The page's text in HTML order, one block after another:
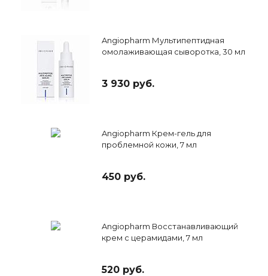
Angiopharm Мультипептидная
омолаживающая сыворотка, 30 мл
3 930 руб.
Angiopharm Крем-гель для
проблемной кожи, 7 мл
450 руб.
Angiopharm Восстанавливающий
крем с церамидами, 7 мл
520 руб.